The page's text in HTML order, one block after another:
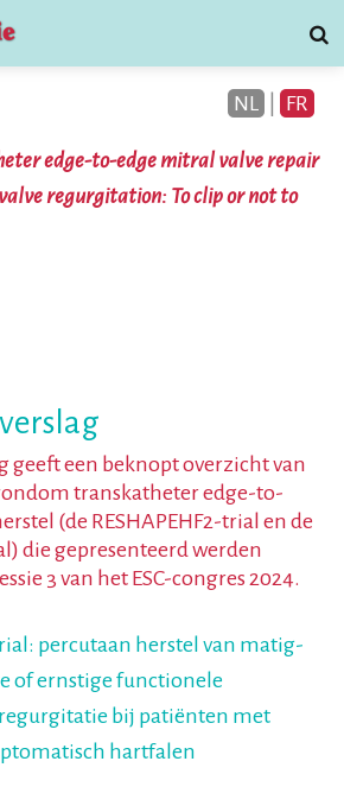
NL FR
edge-to-edge mitral valve repair
regurgitation: To clip or not to
geeft een beknopt overzicht van
transkatheter edge-to-
(de RESHAPEHF2-trial en de
die gepresenteerd werden
3 van het ESC-congres 2024.
percutaan herstel van matig-
of ernstige functionele
bij patiënten met
hartfalen